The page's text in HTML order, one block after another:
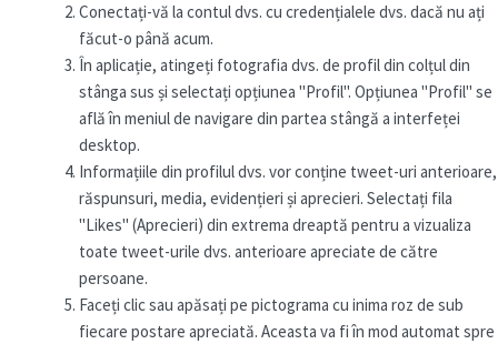
Conectați-vă la contul dvs. cu credențialele dvs. dacă nu ați
făcut-o până acum.
În aplicație, atingeți fotografia dvs. de profil din colțul din
stânga sus și selectați opțiunea "Profil". Opțiunea "Profil" se
află în meniul de navigare din partea stângă a interfeței
desktop.
Informațiile din profilul dvs. vor conține tweet-uri anterioare,
răspunsuri, media, evidențieri și aprecieri. Selectați fila
"Likes" (Aprecieri) din extrema dreaptă pentru a vizualiza
toate tweet-urile dvs. anterioare apreciate de către
persoane.
Faceți clic sau apăsați pe pictograma cu inima roz de sub
fiecare postare apreciată. Aceasta va fi în mod automat spre